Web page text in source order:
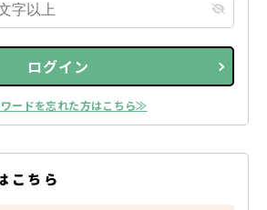
ログイン
ードを忘れた方はこちら≫
こちら